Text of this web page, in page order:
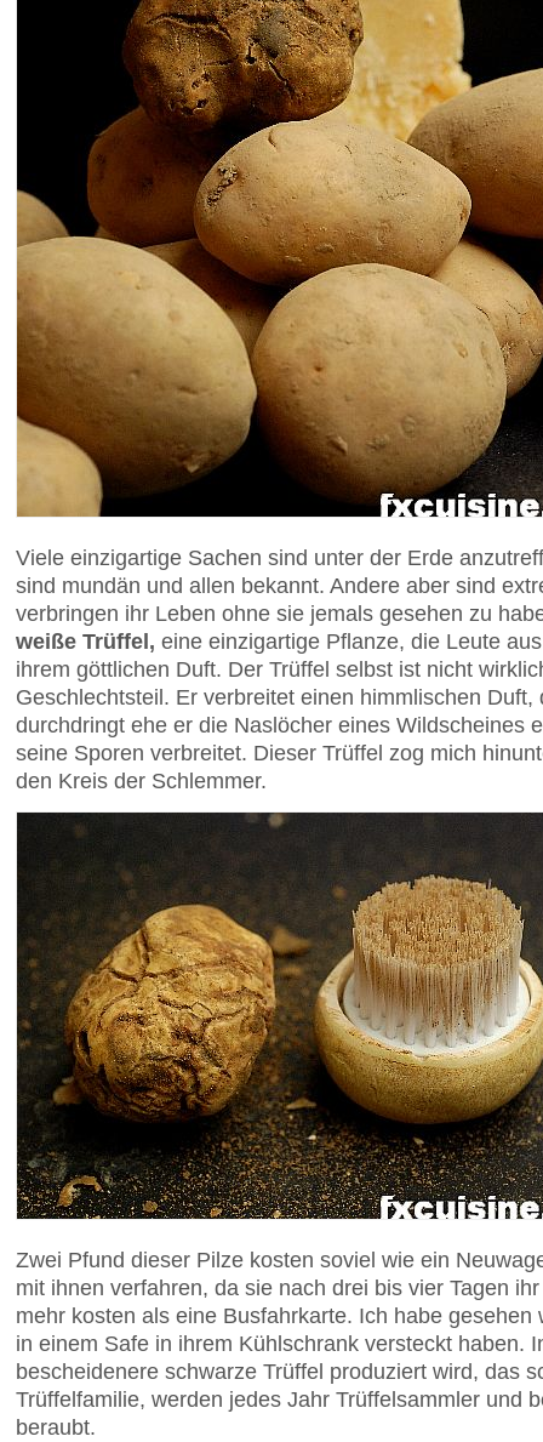
Viele einzigartige Sachen sind unter der Erde
sind mundän und allen bekannt. Andere aber sind
verbringen ihr Leben ohne sie jemals gesehen zu
weiße Trüffel, eine einzigartige Pflanze, die Leute
ihrem göttlichen Duft. Der Trüffel selbst ist nicht
Geschlechtsteil. Er verbreitet einen himmlischen Duft,
durchdringt ehe er die Naslöcher eines Wildscheines
seine Sporen verbreitet. Dieser Trüffel zog mich
den Kreis der Schlemmer.
Zwei Pfund dieser Pilze kosten soviel wie ein
mit ihnen verfahren, da sie nach drei bis vier Tagen
mehr kosten als eine Busfahrkarte. Ich habe gesehen
in einem Safe in ihrem Kühlschrank versteckt haben.
bescheidenere schwarze Trüffel produziert wird, das
Trüffelfamilie, werden jedes Jahr Trüffelsammler und
beraubt.